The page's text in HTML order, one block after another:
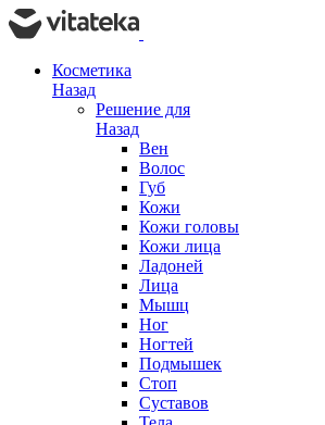
Косметика
Назад
Решение для
Назад
Вен
Волос
Губ
Кожи
Кожи головы
Кожи лица
Ладоней
Лица
Мышц
Ног
Ногтей
Подмышек
Стоп
Суставов